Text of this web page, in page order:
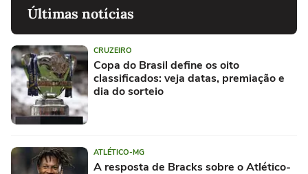
Últimas notícias
CRUZEIRO
Copa do Brasil define os oito
classificados: veja datas, premiação e
dia do sorteio
ATLÉTICO-MG
A resposta de Bracks sobre o Atlético-